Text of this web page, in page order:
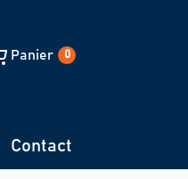
Panier 0
Contact